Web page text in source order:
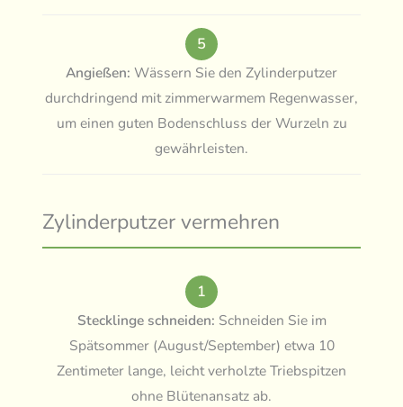
5
Angießen: Wässern Sie den Zylinderputzer
durchdringend mit zimmerwarmem Regenwasser,
um einen guten Bodenschluss der Wurzeln zu
gewährleisten.
Zylinderputzer vermehren
1
Stecklinge schneiden: Schneiden Sie im
Spätsommer (August/September) etwa 10
Zentimeter lange, leicht verholzte Triebspitzen
ohne Blütenansatz ab.